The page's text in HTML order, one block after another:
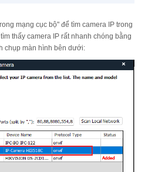
mạng cục bộ" để tìm camera IP trong
thấy camera IP rất nhanh chóng bằng
chụp màn hình bên dưới: